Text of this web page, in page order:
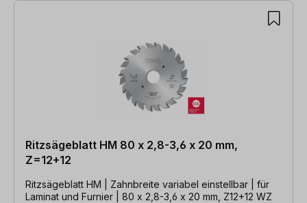
5 Artikel gefunden
Ritzsägeblatt HM 80 x 2,8-3,6 x 20 mm,
Z=12+12
Ritzsägeblatt HM | Zahnbreite variabel einstellbar | für
Laminat und Furnier | 80 x 2,8-3,6 x 20 mm, Z12+12 WZ